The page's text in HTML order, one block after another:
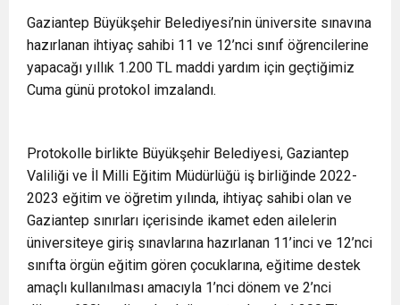
Gaziantep Büyükşehir Belediyesi’nin üniversite sınavına
hazırlanan ihtiyaç sahibi 11 ve 12’nci sınıf öğrencilerine
yapacağı yıllık 1.200 TL maddi yardım için geçtiğimiz
Cuma günü protokol imzalandı.
Protokolle birlikte Büyükşehir Belediyesi, Gaziantep
Valiliği ve İl Milli Eğitim Müdürlüğü iş birliğinde 2022-
2023 eğitim ve öğretim yılında, ihtiyaç sahibi olan ve
Gaziantep sınırları içerisinde ikamet eden ailelerin
üniversiteye giriş sınavlarına hazırlanan 11’inci ve 12’nci
sınıfta örgün eğitim gören çocuklarına, eğitime destek
amaçlı kullanılması amacıyla 1’nci dönem ve 2’nci